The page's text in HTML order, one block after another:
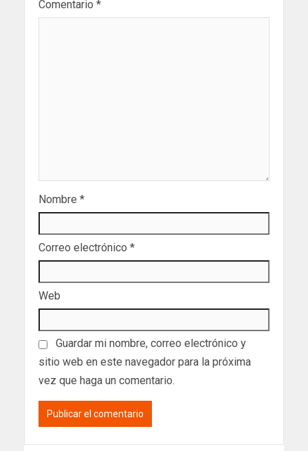
Comentario *
Nombre *
Correo electrónico *
Web
Guardar mi nombre, correo electrónico y
sitio web en este navegador para la próxima
vez que haga un comentario.